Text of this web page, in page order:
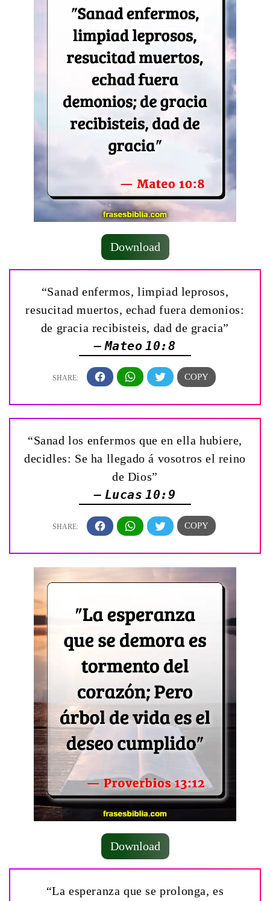
Download
“Sanad enfermos, limpiad leprosos,
resucitad muertos, echad fuera demonios:
de gracia recibisteis, dad de gracia”
— Mateo 10:8
“Sanad los enfermos que en ella hubiere,
decidles: Se ha llegado á vosotros el reino
de Dios”
— Lucas 10:9
Download
“La esperanza que se prolonga, es